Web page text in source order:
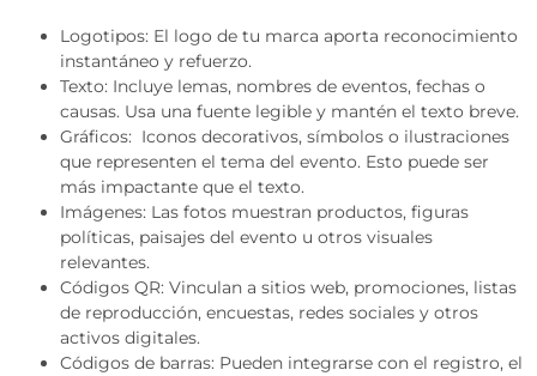
Logotipos: El logo de tu marca aporta reconocimiento
instantáneo y refuerzo.
Texto: Incluye lemas, nombres de eventos, fechas o
causas. Usa una fuente legible y mantén el texto breve.
Gráficos: Iconos decorativos, símbolos o ilustraciones
que representen el tema del evento. Esto puede ser
más impactante que el texto.
Imágenes: Las fotos muestran productos, figuras
políticas, paisajes del evento u otros visuales
relevantes.
Códigos QR: Vinculan a sitios web, promociones, listas
de reproducción, encuestas, redes sociales y otros
activos digitales.
Códigos de barras: Pueden integrarse con el registro, el